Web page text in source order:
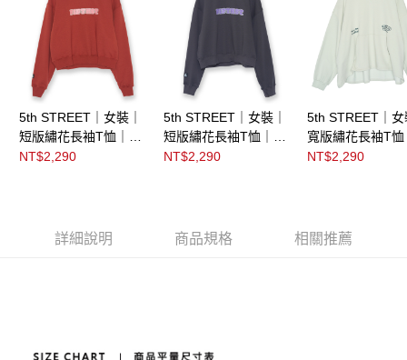
5th STREET｜女裝｜
短版繡花長袖T恤｜暗
紅
NT$2,290
5th STREET｜女裝｜
短版繡花長袖T恤｜黑
灰色
NT$2,290
5th STREET｜女
寬版繡花長袖T
卡其
NT$2,290
詳細說明 商品規格 相關推薦